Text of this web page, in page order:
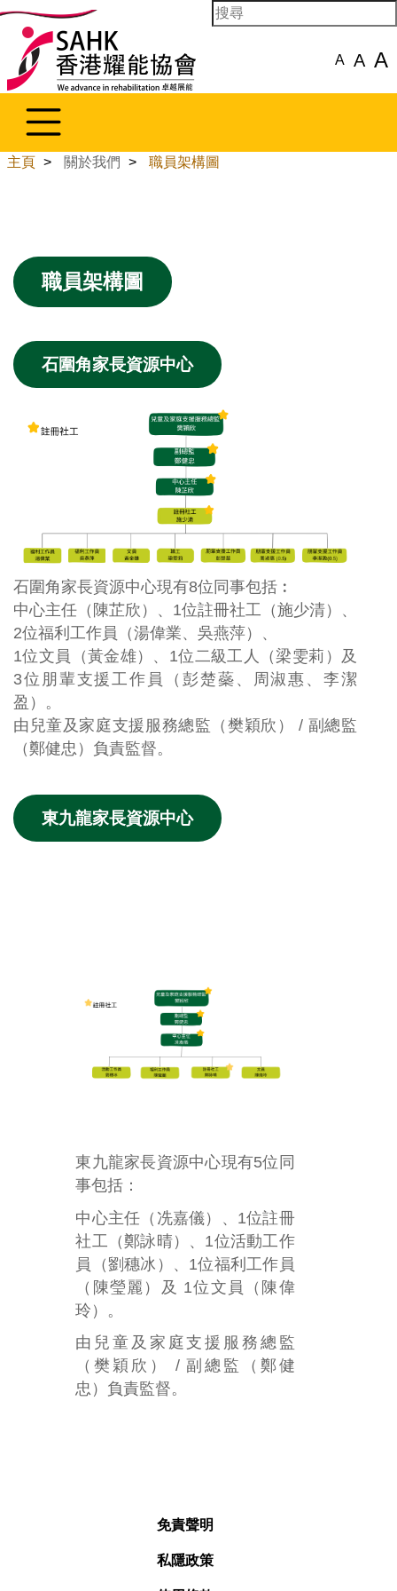
A A A
主頁 > 關於我們 > 職員架構圖
職員架構圖
石圍角家長資源中心
石圍角家長資源中心現有8位同事包括︰
中心主任（ 陳芷欣 ）、1位註冊社工（施少清）、
2位福利工作員（湯偉業、吳燕萍）、
1位文員（黃金雄）、1位二級工人（梁雯莉） 及
3位朋輩支援工作員（彭楚蘂、周淑惠、李潔
盈 ）。
由兒童及家庭支援服務總監（樊穎欣） / 副總監
（鄭健忠）負責監督。
東九龍家長資源中心
東九龍家長資源中心現有5位同
事包括：
中心主任（冼嘉儀）、 1位註冊
社工（鄭詠晴）、 1位活動工作
員（劉穗冰）、 1位福利工作員
（陳瑩麗）及 1位文員（陳偉
玲）。
由兒童及家庭支援服務總監
（樊穎欣）
/ 副總監（鄭健
忠）負責監督。
免責聲明
私隱政策